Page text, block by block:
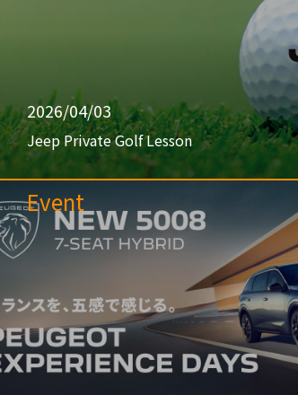
2026/04/03
Jeep Private Golf Lesson
Event